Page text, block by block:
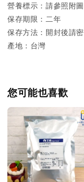
營養標示：請參照附圖
保存期限：二年
保存方法：開封後請
產地：台灣
您可能也喜歡